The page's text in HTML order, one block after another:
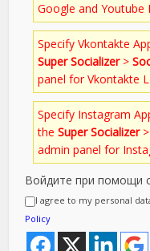
Google and
Specify Vkontakte
Super Socializer>
panel for Vkontakte
Specify Instagram
theSuper Socializer
admin panel for
Войдите при помощи
I agree to my personal
Policy